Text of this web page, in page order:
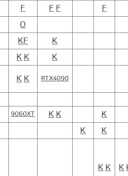
F F F F
O
KF K
K K K
K K RTX4090
9060XT K K K
K K
K K K